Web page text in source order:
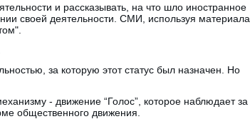
и рассказывать, на что шло иностранное
своей деятельности. СМИ, используя материала
за которую этот статус был назначен. Но
- движение “Голос”, которое наблюдает за
общественного движения.